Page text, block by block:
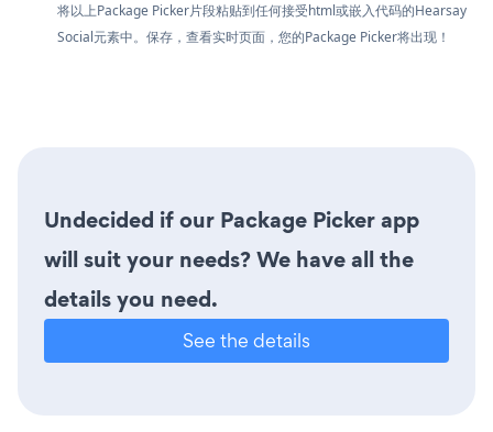
将以上Package Picker片段粘贴到任何接受html或嵌入代码的Hearsay
Social元素中。保存，查看实时页面，您的Package Picker将出现！
Undecided if our Package Picker app
will suit your needs? We have all the
details you need.
See the details